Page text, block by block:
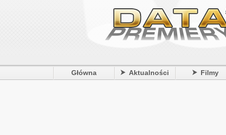
Główna Aktualności Filmy